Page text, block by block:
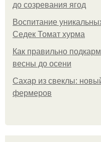
до созревания ягод
Воспитание
Седек Томат хурма
Как правильно
весны до осени
Сахар из свеклы:
фермеров